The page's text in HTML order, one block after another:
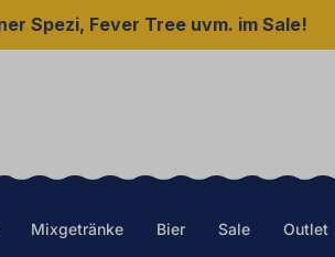
Spezi, Fever Tree uvm. im Sale!
Mixgetränke Bier Sale Outlet